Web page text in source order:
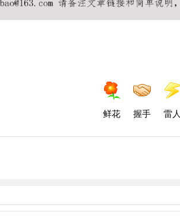
鲜花 握手 雷